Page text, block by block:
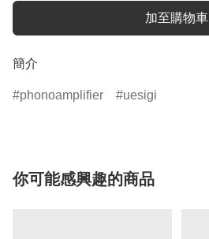
加至購物車
簡介
phonoamplifier uesigi
你可能感興趣的商品